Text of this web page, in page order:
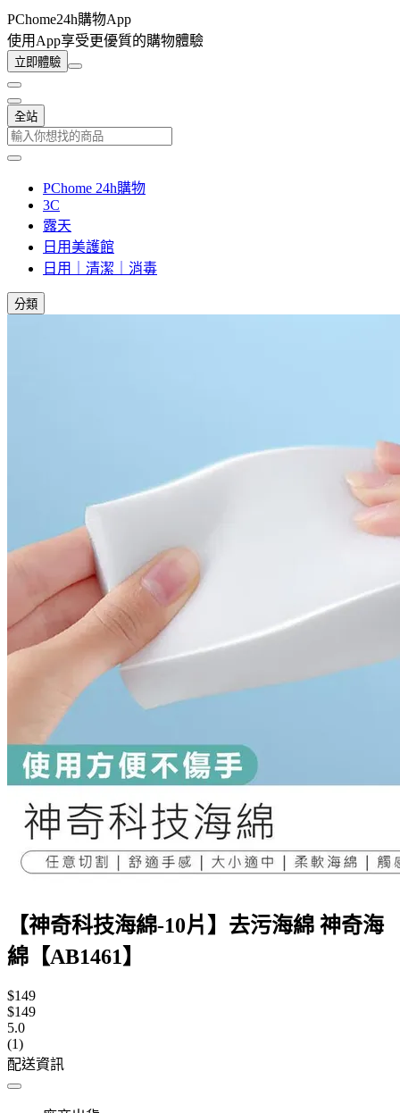
PChome24h購物App
使用App享受更優質的購物體驗
立即體驗
全站
PChome 24h購物
3C
露天
日用美護館
日用｜清潔｜消毒
分類
【神奇科技海綿-10片】去污海綿 神奇海
綿【AB1461】
$149
$149
5.0
(1)
配送資訊